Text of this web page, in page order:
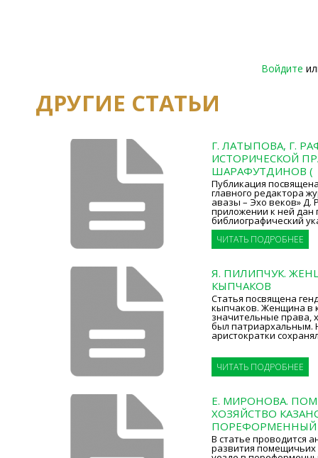
Войдите
ДРУГИЕ СТАТЬИ
Г. ЛАТЫПОВА, Г.
ИСТОРИЧЕСКОЙ
ШАРАФУТДИНОВ (
Публикация
главного редактора
авазы – Эхо веков»
приложении к ней дан
библиографический
ЧИТАТЬ ПОДРОБНЕЕ
Я. ПИЛИПЧУК.
КЫПЧАКОВ
Статья посвящена
кыпчаков. Женщина в
значительные права,
был патриархальным.
аристократки
ЧИТАТЬ ПОДРОБНЕЕ
Е. МИРОНОВА.
ХОЗЯЙСТВО
В статье проводится
развития помещичьих